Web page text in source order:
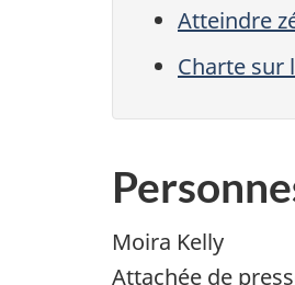
Atteindre
Charte sur
Moira Kelly
Attachée de